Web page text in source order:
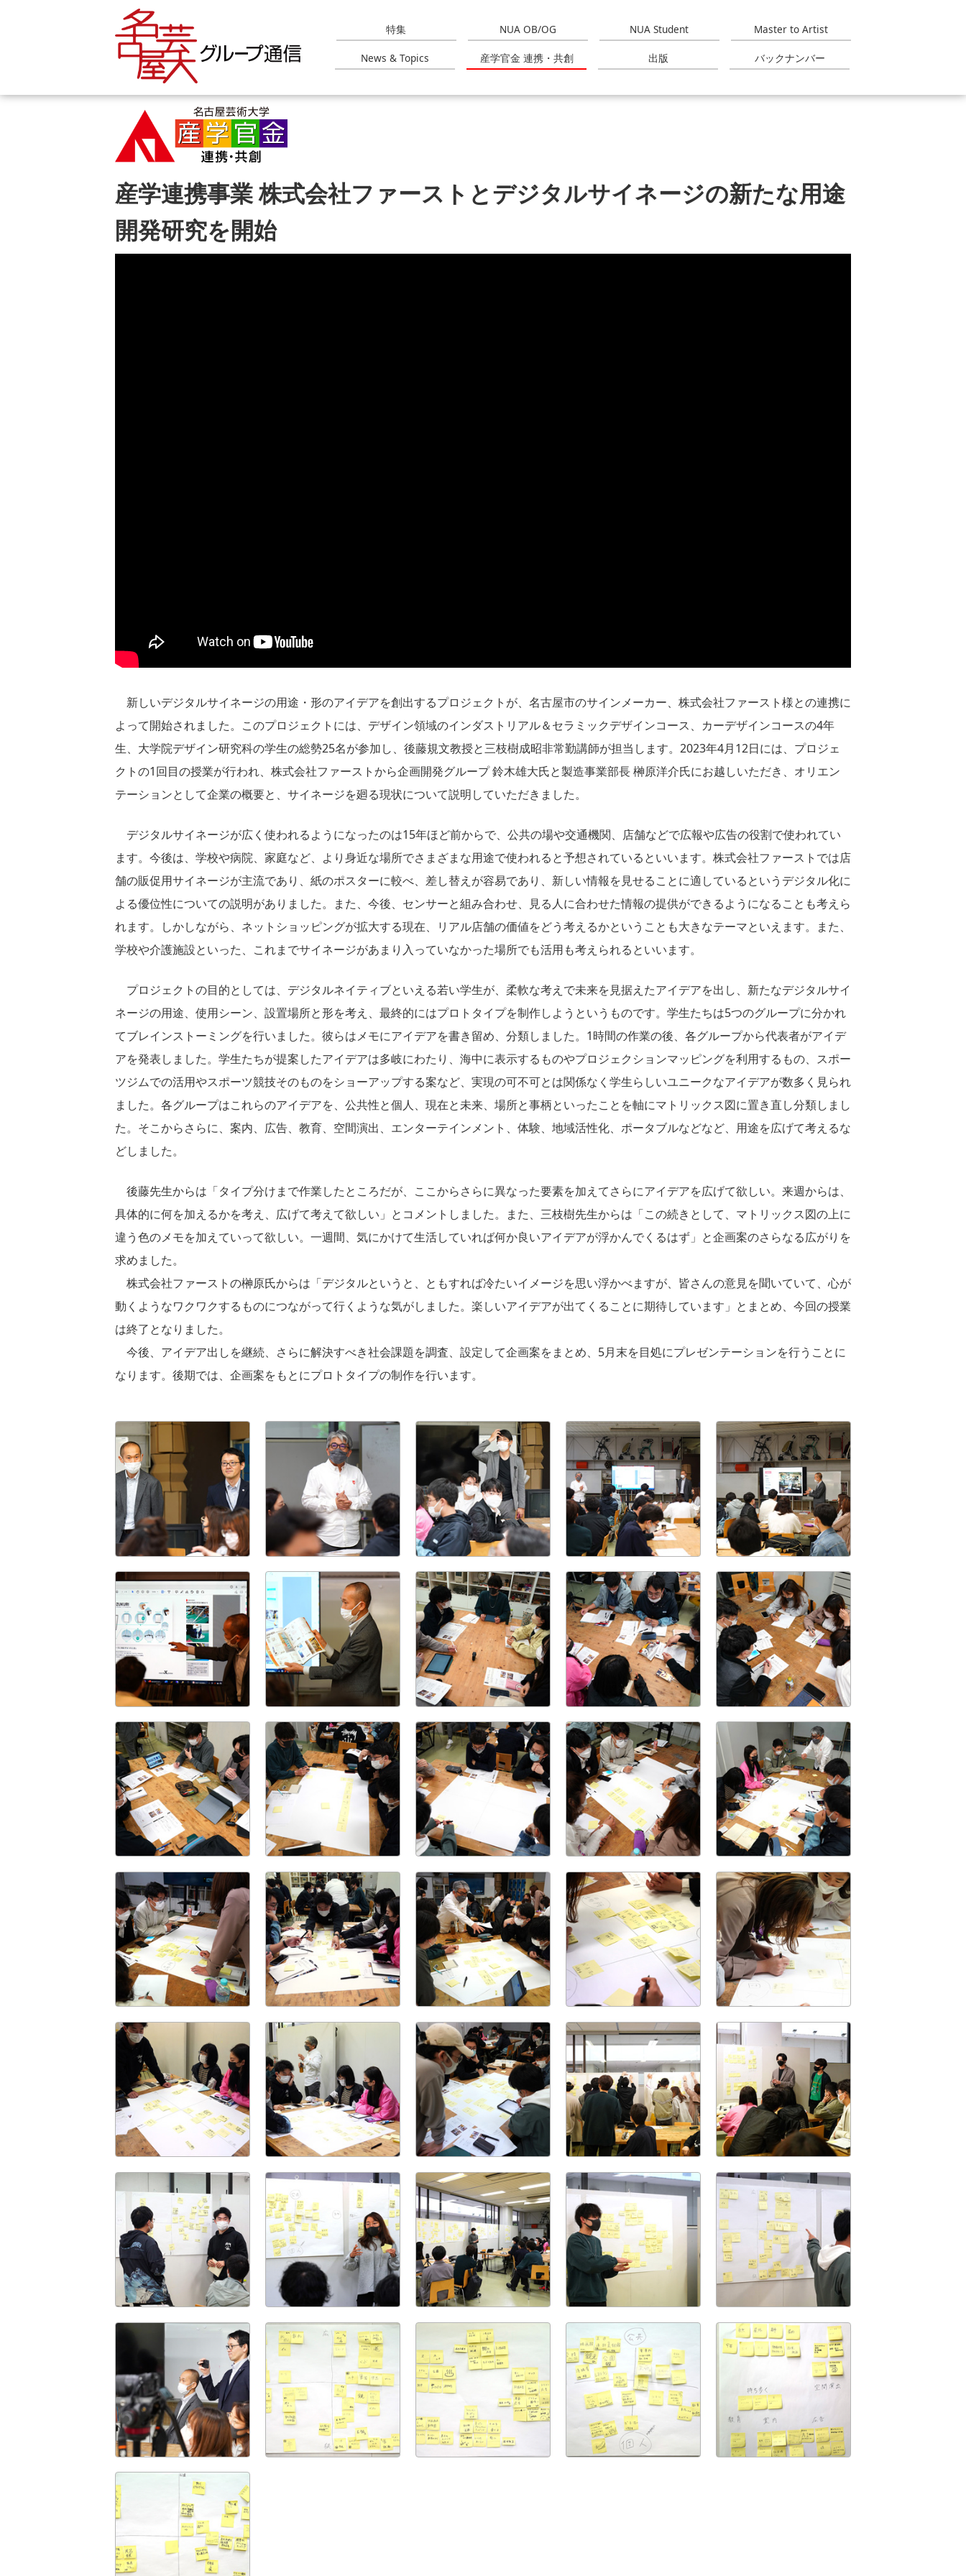
特集 NUA OB/OG NUA Student Master to Artist
News & Topics 産学官金 連携・共創 出版 バックナンバー
産学連携事業 株式会社ファーストとデジタルサイネージの新たな用途
開発研究を開始
新しいデジタルサイネージの用途・形のアイデアを創出するプロジェクトが、名古屋市のサインメーカー、株式会社ファースト様との連携に
よって開始されました。このプロジェクトには、デザイン領域のインダストリアル＆セラミックデザインコース、カーデザインコースの4年
生、大学院デザイン研究科の学生の総勢25名が参加し、後藤規文教授と三枝樹成昭非常勤講師が担当します。2023年4月12日には、プロジェ
クトの1回目の授業が行われ、株式会社ファーストから企画開発グループ 鈴木雄大氏と製造事業部長 榊原洋介氏にお越しいただき、オリエン
テーションとして企業の概要と、サイネージを廻る現状について説明していただきました。
デジタルサイネージが広く使われるようになったのは15年ほど前からで、公共の場や交通機関、店舗などで広報や広告の役割で使われてい
ます。今後は、学校や病院、家庭など、より身近な場所でさまざまな用途で使われると予想されているといいます。株式会社ファーストでは店
舗の販促用サイネージが主流であり、紙のポスターに較べ、差し替えが容易であり、新しい情報を見せることに適しているというデジタル化に
よる優位性についての説明がありました。また、今後、センサーと組み合わせ、見る人に合わせた情報の提供ができるようになることも考えら
れます。しかしながら、ネットショッピングが拡大する現在、リアル店舗の価値をどう考えるかということも大きなテーマといえます。また、
学校や介護施設といった、これまでサイネージがあまり入っていなかった場所でも活用も考えられるといいます。
プロジェクトの目的としては、デジタルネイティブといえる若い学生が、柔軟な考えで未来を見据えたアイデアを出し、新たなデジタルサイ
ネージの用途、使用シーン、設置場所と形を考え、最終的にはプロトタイプを制作しようというものです。学生たちは5つのグループに分かれ
てブレインストーミングを行いました。彼らはメモにアイデアを書き留め、分類しました。1時間の作業の後、各グループから代表者がアイデ
アを発表しました。学生たちが提案したアイデアは多岐にわたり、海中に表示するものやプロジェクションマッピングを利用するもの、スポー
ツジムでの活用やスポーツ競技そのものをショーアップする案など、実現の可不可とは関係なく学生らしいユニークなアイデアが数多く見られ
ました。各グループはこれらのアイデアを、公共性と個人、現在と未来、場所と事柄といったことを軸にマトリックス図に置き直し分類しまし
た。そこからさらに、案内、広告、教育、空間演出、エンターテインメント、体験、地域活性化、ポータブルなどなど、用途を広げて考えるな
どしました。
後藤先生からは「タイプ分けまで作業したところだが、ここからさらに異なった要素を加えてさらにアイデアを広げて欲しい。来週からは、
具体的に何を加えるかを考え、広げて考えて欲しい」とコメントしました。また、三枝樹先生からは「この続きとして、マトリックス図の上に
違う色のメモを加えていって欲しい。一週間、気にかけて生活していれば何か良いアイデアが浮かんでくるはず」と企画案のさらなる広がりを
求めました。
株式会社ファーストの榊原氏からは「デジタルというと、ともすれば冷たいイメージを思い浮かべますが、皆さんの意見を聞いていて、心が
動くようなワクワクするものにつながって行くような気がしました。楽しいアイデアが出てくることに期待しています」とまとめ、今回の授業
は終了となりました。
今後、アイデア出しを継続、さらに解決すべき社会課題を調査、設定して企画案をまとめ、5月末を目処にプレゼンテーションを行うことに
なります。後期では、企画案をもとにプロトタイプの制作を行います。